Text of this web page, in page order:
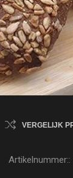
VERGELIJK
Artikelnummer::